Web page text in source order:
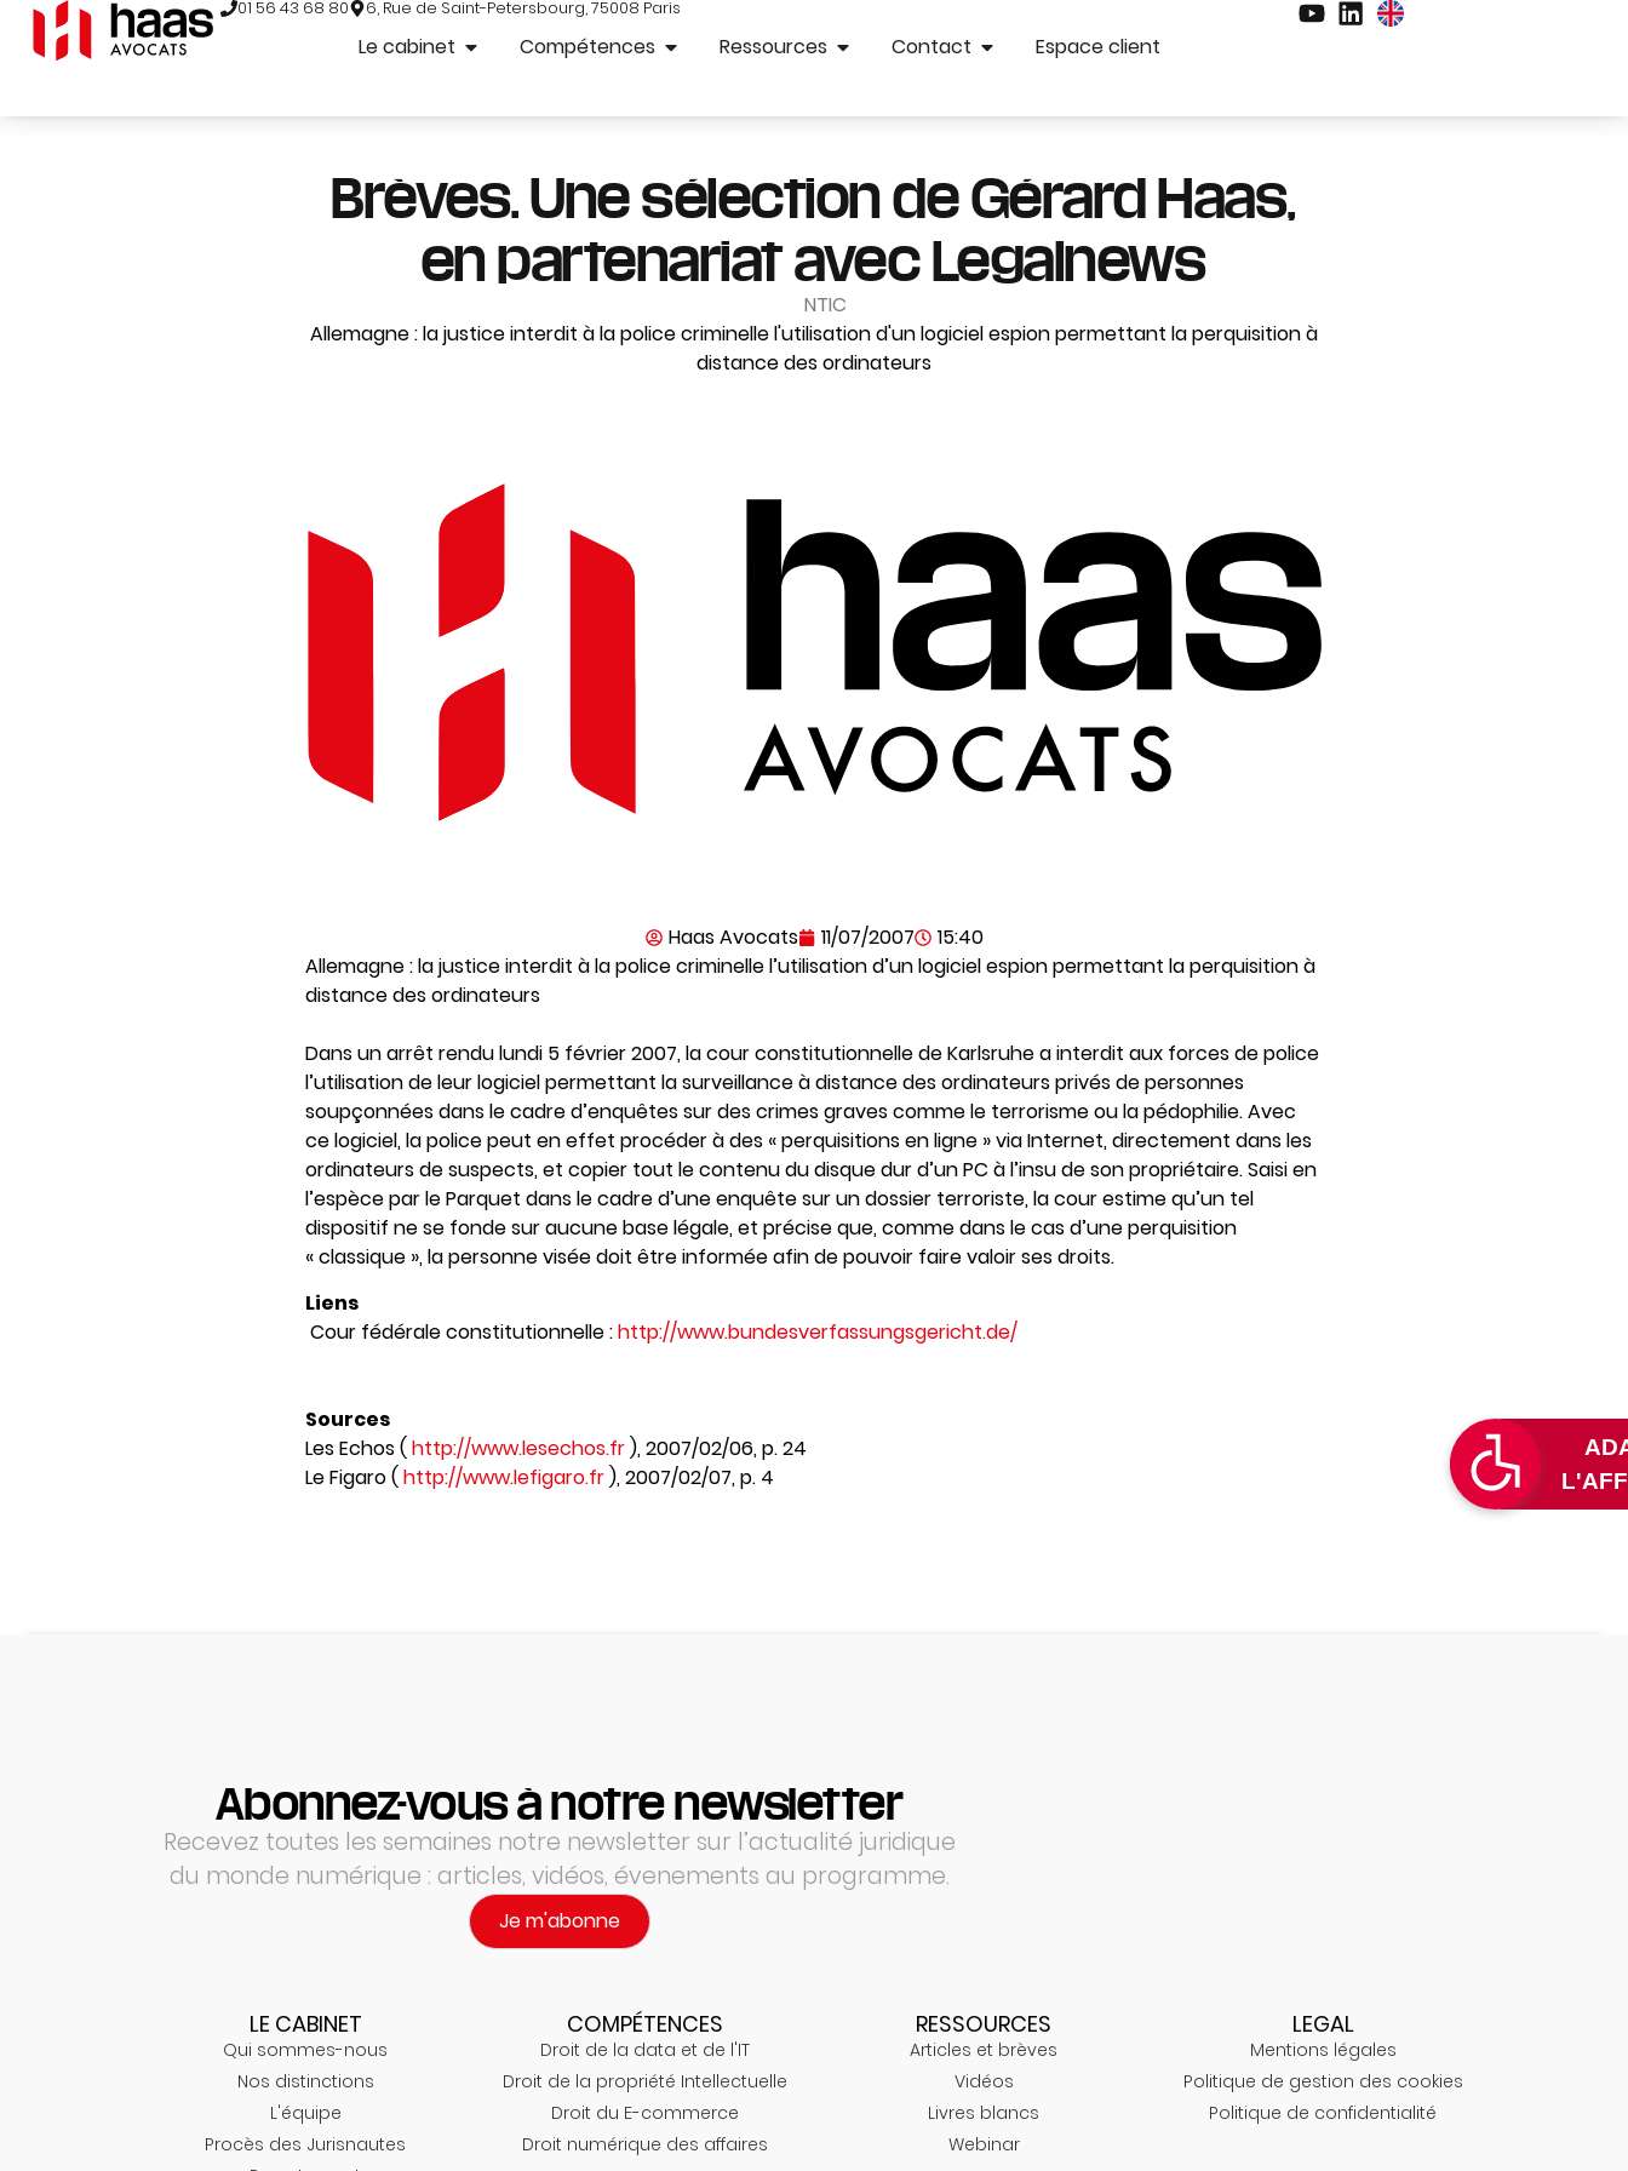
01 56 43 68 80 6, Rue de Saint-Petersbourg, 75008 Paris
Le cabinet Compétences Ressources Contact Espace client
Brèves. Une sélection de Gérard Haas,
en partenariat avec Legalnews
NTIC
Allemagne : la justice interdit à la police criminelle l'utilisation d'un logiciel espion permettant la perquisition à
distance des ordinateurs
Haas Avocats 11/07/2007
15:40
Allemagne : la justice interdit à la police criminelle l’utilisation d’un logiciel espion permettant la perquisition à
distance des ordinateurs
Dans un arrêt rendu lundi 5 février 2007, la cour constitutionnelle de Karlsruhe a interdit aux forces de police
l’utilisation de leur logiciel permettant la surveillance à distance des ordinateurs privés de personnes
soupçonnées dans le cadre d’enquêtes sur des crimes graves comme le terrorisme ou la pédophilie. Avec
ce logiciel, la police peut en effet procéder à des « perquisitions en ligne » via Internet, directement dans les
ordinateurs de suspects, et copier tout le contenu du disque dur d’un PC à l’insu de son propriétaire. Saisi en
l’espèce par le Parquet dans le cadre d’une enquête sur un dossier terroriste, la cour estime qu’un tel
dispositif ne se fonde sur aucune base légale, et précise que, comme dans le cas d’une perquisition
« classique », la personne visée doit être informée afin de pouvoir faire valoir ses droits.
Liens
Cour fédérale constitutionnelle :http://www.bundesverfassungsgericht.de/
Sources
Les Echos ( http://www.lesechos.fr ), 2007/02/06, p. 24
Le Figaro ( http://www.lefigaro.fr ), 2007/02/07, p. 4
Abonnez-vous à notre newsletter
Recevez toutes les semaines notre newsletter sur l’actualité juridique
du monde numérique : articles, vidéos, évenements au programme.
Je m'abonne
LE CABINET
Qui sommes-nous
Nos distinctions
L'équipe
Procès des Jurisnautes
COMPÉTENCES
Droit de la data et de l'IT
Droit de la propriété Intellectuelle
Droit du E-commerce
Droit numérique des affaires
RESSOURCES
Articles et brèves
Vidéos
Livres blancs
Webinar
LEGAL
Mentions légales
Politique de gestion des cookies
Politique de confidentialité